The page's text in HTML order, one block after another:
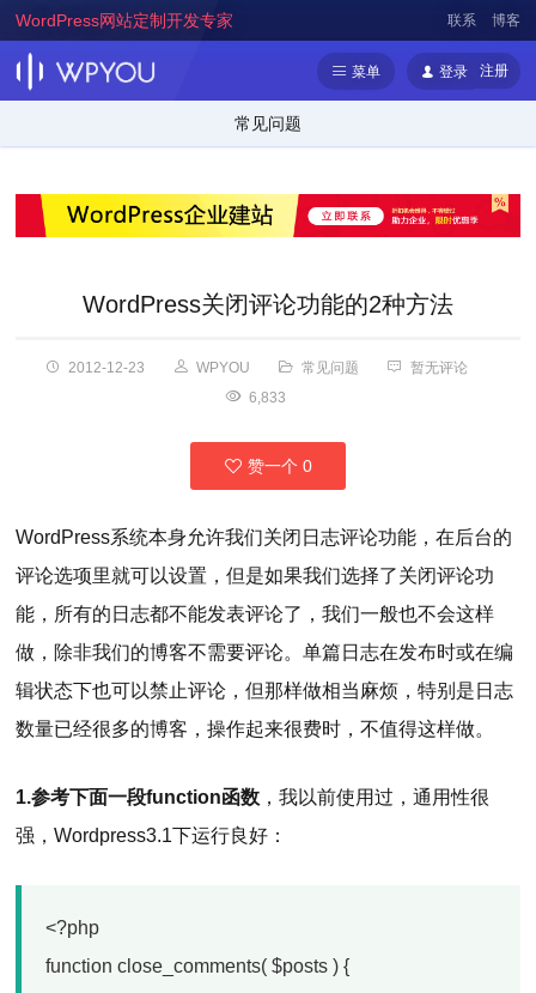
WordPress网站定制开发专家 联系 博客
菜单 登录 注册
常见问题
WordPress关闭评论功能的2种方法
2012-12-23 WPYOU 常见问题
暂无评论
6,833
赞一个 0
WordPress系统本身允许我们关闭日志评论功能，在后台的
评论选项里就可以设置，但是如果我们选择了关闭评论功
能，所有的日志都不能发表评论了，我们一般也不会这样
做，除非我们的博客不需要评论。单篇日志在发布时或在编
辑状态下也可以禁止评论，但那样做相当麻烦，特别是日志
数量已经很多的博客，操作起来很费时，不值得这样做。
1.参考下面一段function函数 ，我以前使用过，通用性很
强，Wordpress3.1下运行良好：
<?php
function close_comments( $posts ) {